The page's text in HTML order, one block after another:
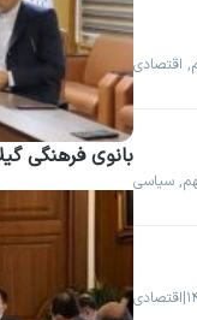
اقتصادی
سیاسی
|اقتصادی
بانوی فرهنگی